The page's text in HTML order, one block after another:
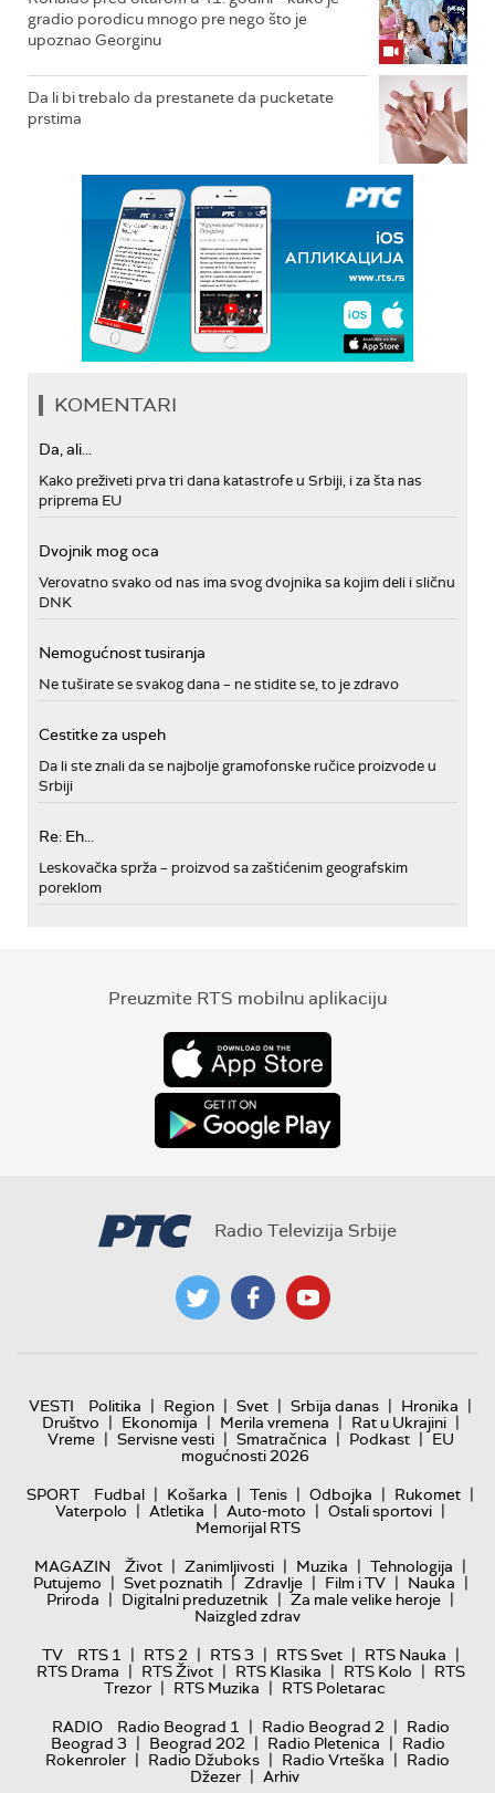
gradio porodicu mnogo pre nego što je
upoznao Georginu
Da li bi trebalo da prestanete da pucketate
prstima
KOMENTARI
Da, ali...
Kako preživeti prva tri dana katastrofe u Srbiji, i za šta nas
priprema EU
Dvojnik mog oca
Verovatno svako od nas ima svog dvojnika sa kojim deli i sličnu
DNK
Nemogućnost tusiranja
Ne tuširate se svakog dana – ne stidite se, to je zdravo
Cestitke za uspeh
Da li ste znali da se najbolje gramofonske ručice proizvode u
Srbiji
Re: Eh...
Leskovačka sprža – proizvod sa zaštićenim geografskim
poreklom
Preuzmite RTS mobilnu aplikaciju
Radio Televizija Srbije
VESTI Politika | Region | Svet | Srbija danas | Hronika |
Društvo | Ekonomija | Merila vremena | Rat u Ukrajini |
Vreme | Servisne vesti | Smatračnica | Podkast | EU
mogućnosti 2026
SPORT
Fudbal | Košarka | Tenis | Odbojka | Rukomet |
Vaterpolo | Atletika | Auto-moto | Ostali sportovi |
Memorijal RTS
MAGAZIN
Život | Zanimljivosti | Muzika | Tehnologija |
Putujemo | Svet poznatih | Zdravlje | Film i TV | Nauka |
Priroda | Digitalni preduzetnik | Za male velike heroje |
Naizgled zdrav
TV
RTS 1 | RTS 2 | RTS 3 | RTS Svet | RTS Nauka |
RTS Drama | RTS Život | RTS Klasika | RTS Kolo | RTS
Trezor | RTS Muzika | RTS Poletarac
RADIO
Radio Beograd 1 | Radio Beograd 2 | Radio
Beograd 3 | Beograd 202 | Radio Pletenica | Radio
Rokenroler | Radio Džuboks | Radio Vrteška | Radio
Džezer | Arhiv